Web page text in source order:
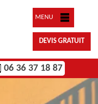
MENU
DEVIS GRATUIT
06 36 37 18 87